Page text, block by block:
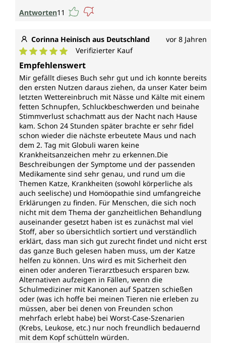
Antworten11
Corinna Heinisch aus Deutschland vor 8 Jahren
Durchschnittliche Bewertung von 5 von 5 Sternen
Verifizierter Kauf
Empfehlenswert
Mir gefällt dieses Buch sehr gut und ich konnte bereits
den ersten Nutzen daraus ziehen, da unser Kater beim
letzten Wettereinbruch mit Nässe und Kälte mit einem
fetten Schnupfen, Schluckbeschwerden und beinahe
Stimmverlust schachmatt aus der Nacht nach Hause
kam. Schon 24 Stunden später brachte er sehr fidel
schon wieder die nächste erbeutete Maus und nach
dem 2. Tag mit Globuli waren keine
Krankheitsanzeichen mehr zu erkennen.Die
Beschreibungen der Symptome und der passenden
Medikamente sind sehr genau, und rund um die
Themen Katze, Krankheiten (sowohl körperliche als
auch seelische) und Homöopathie sind umfangreiche
Erklärungen zu finden. Für Menschen, die sich noch
nicht mit dem Thema der ganzheitlichen Behandlung
auseinander gesetzt haben ist es zunächst mal viel
Stoff, aber so übersichtlich sortiert und verständlich
erklärt, dass man sich gut zurecht findet und nicht erst
das ganze Buch gelesen haben muss, um der Katze
helfen zu können. Uns wird es mit Sicherheit den
einen oder anderen Tierarztbesuch ersparen bzw.
Alternativen aufzeigen in Fällen, wenn die
Schulmediziner mit Kanonen auf Spatzen schießen
oder (was ich hoffe bei meinen Tieren nie erleben zu
müssen, aber bei denen von Freunden schon
mehrfach erlebt habe) bei Worst-Case-Szenarien
(Krebs, Leukose, etc.) nur noch freundlich bedauernd
mit dem Kopf schütteln würden.